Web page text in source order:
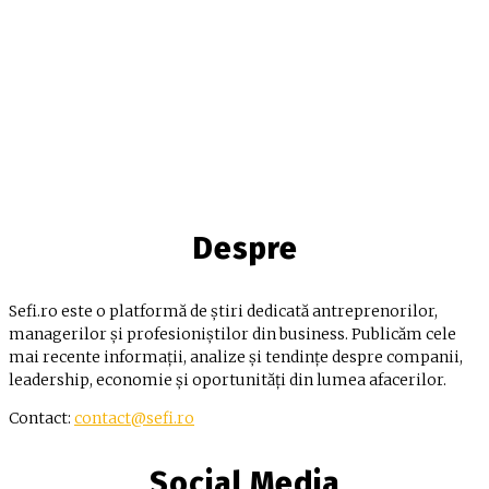
Despre
Sefi.ro este o platformă de știri dedicată antreprenorilor,
managerilor și profesioniștilor din business. Publicăm cele
mai recente informații, analize și tendințe despre companii,
leadership, economie și oportunități din lumea afacerilor.
Contact: contact@sefi.ro